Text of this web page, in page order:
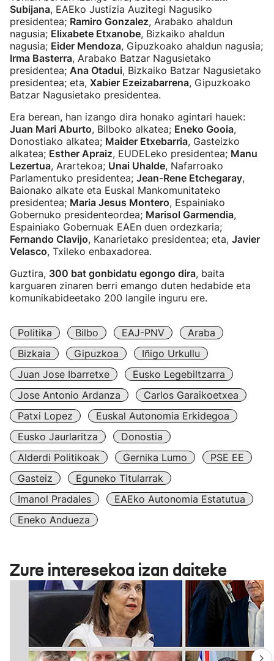
Subijana, EAEko Justizia Auzitegi Nagusiko
presidentea; Ramiro Gonzalez, Arabako ahaldun
nagusia; Elixabete Etxanobe, Bizkaiko ahaldun
nagusia; Eider Mendoza, Gipuzkoako ahaldun nagusia;
Irma Basterra, Arabako Batzar Nagusietako
presidentea; Ana Otadui, Bizkaiko Batzar Nagusietako
presidentea; eta, Xabier Ezeizabarrena, Gipuzkoako
Batzar Nagusietako presidentea.
Era berean, han izango dira honako agintari hauek:
Juan Mari Aburto, Bilboko alkatea; Eneko Gooia,
Donostiako alkatea; Maider Etxebarria, Gasteizko
alkatea; Esther Apraiz, EUDELeko presidentea; Manu
Lezertua, Arartekoa; Unai Uhalde, Nafarroako
Parlamentuko presidentea; Jean-Rene Etchegaray,
Baionako alkate eta Euskal Mankomunitateko
presidentea; Maria Jesus Montero, Espainiako
Gobernuko presidenteordea; Marisol Garmendia,
Espainiako Gobernuak EAEn duen ordezkaria;
Fernando Clavijo, Kanarietako presidentea; eta, Javier
Velasco, Txileko enbaxadorea.
Guztira, 300 bat gonbidatu egongo dira, baita
karguaren zinaren berri emango duten hedabide eta
komunikabideetako 200 langile inguru ere.
Politika Bilbo EAJ-PNV
Araba
Bizkaia
Gipuzkoa
Iñigo Urkullu
Juan Jose Ibarretxe
Eusko Legebiltzarra
Jose Antonio Ardanza
Carlos Garaikoetxea
Patxi Lopez
Euskal Autonomia Erkidegoa
Eusko Jaurlaritza
Donostia
Alderdi Politikoak
Gernika Lumo
PSE EE
Gasteiz
Eguneko Titularrak
Imanol Pradales
EAEko Autonomia Estatutua
Eneko Andueza
Zure interesekoa izan daiteke